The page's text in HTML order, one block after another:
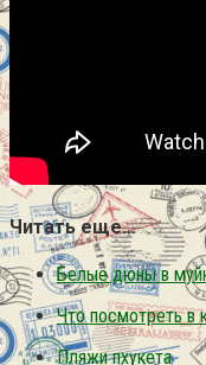
Читать еще…
Белые дюны в
Что посмотреть в
Пляжи пхукета